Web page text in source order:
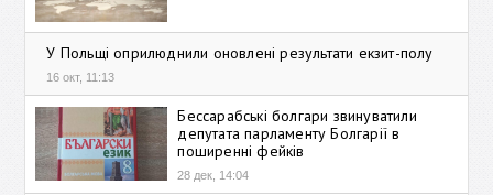
У Польщі оприлюднили оновлені результати екзит-полу
16 окт, 11:13
Бессарабські болгари звинуватили
депутата парламенту Болгарії в
поширенні фейків
28 дек, 14:04